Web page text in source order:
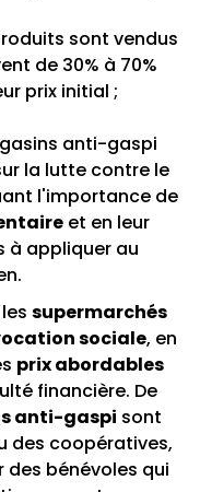
sont vendus
de 30% à 70%
prix initial ;
anti-gaspi
la lutte contre le
l'importance de
et en leur
à appliquer au
supermarchés
sociale, en
prix abordables
financière. De
anti-gaspi sont
des coopératives,
bénévoles qui